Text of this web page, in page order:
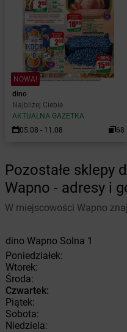
NOWA!
dino
Najbliżej Ciebie
AKTUALNA GAZETKA
05.08 - 11.08
68
Pozostałe sklepy
Wapno - adresy i
W miejscowości Wapno
dino Wapno Solna 1
Poniedziałek:
Wtorek:
Środa:
Czwartek:
Piątek:
Sobota:
Niedziela: